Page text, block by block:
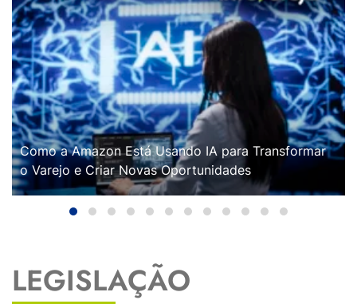
Como a Amazon Está Usando IA para Transformar
o Varejo e Criar Novas Oportunidades
LEGISLAÇÃO